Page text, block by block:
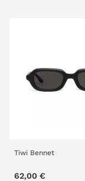
Tiwi Bennet
62,00 €